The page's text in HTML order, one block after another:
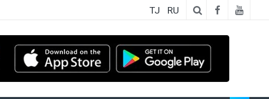
TJ RU